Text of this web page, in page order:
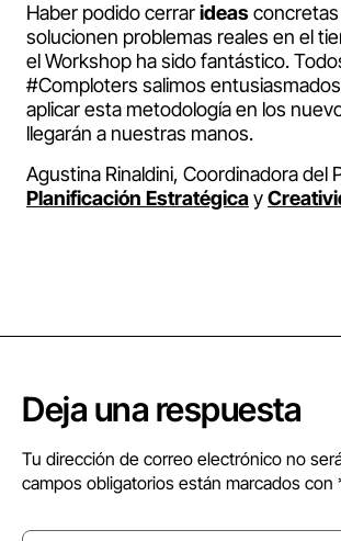
Haber podido cerrarideas
solucionen problemas reales en el
el Workshop ha sido fantástico.
#Comploters salimos
aplicar esta metodología en los
llegarán a nuestras manos.
Agustina Rinaldini, Coordinadora del
Planificación Estratégicay
Deja una respuesta
Tu dirección de correo electrónico no
campos obligatorios están marcados con